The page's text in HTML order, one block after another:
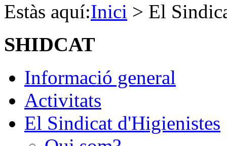
Estàs aquí:Inici > El
SHIDCAT
Informació general
Activitats
El Sindicat d'Higienistes